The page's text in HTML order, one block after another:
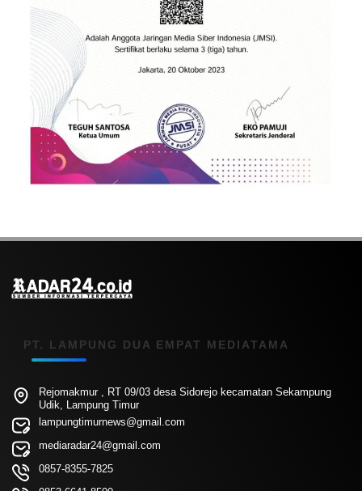
PT. LAMPUNG DUA EMPAT MEDIATAMA
Rejomakmur , RT 09/03 desa Sidorejo kecamatan Sekampung
Udik, Lampung Timur
lampungtimurnews@gmail.com
mediaradar24@gmail.com
0857-8355-7825